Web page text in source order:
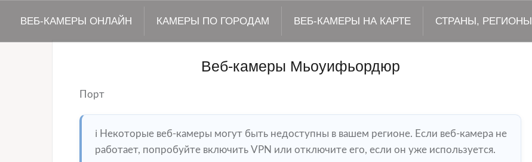
ВЕБ-КАМЕРЫ ОНЛАЙН КАМЕРЫ ПО ГОРОДАМ ВЕБ-КАМЕРЫ НА КАРТЕ СТРАНЫ, РЕГИОНЫ
Веб-камеры Мьоуифьордюр
Порт
ℹ️ Некоторые веб-камеры могут быть недоступны в вашем регионе. Если веб-камера не
работает, попробуйте включить VPN или отключите его, если он уже используется.